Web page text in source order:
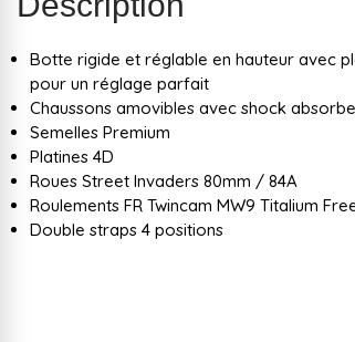
Botte rigide et réglable en hauteur avec
pour un réglage parfait
Chaussons amovibles avec shock
Semelles Premium
Platines 4D
Roues Street Invaders 80mm / 84A
Roulements FR Twincam MW9 Titalium
Double straps 4 positions